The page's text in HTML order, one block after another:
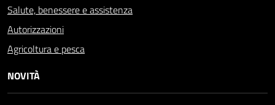
Salute, benessere e assistenza
Autorizzazioni
Agricoltura e pesca
NOVITÀ